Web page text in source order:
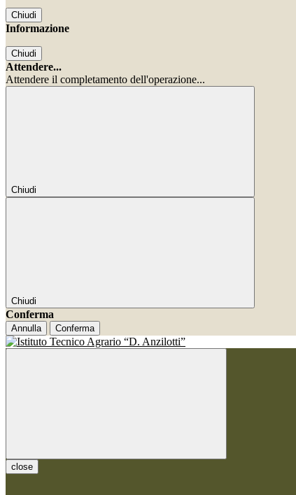
Chiudi
Informazione
Chiudi
Attendere...
Attendere il completamento dell'operazione...
Chiudi
Chiudi
Conferma
Annulla Conferma
close